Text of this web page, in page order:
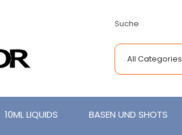
Suche
All Categories
10ML LIQUIDS BASEN UND SHOTS